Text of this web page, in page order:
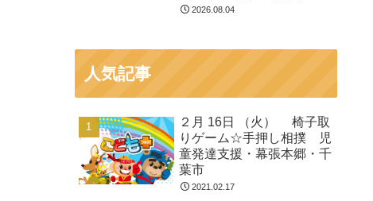
2026.08.04
人気記事
２月 16日 （火） 椅子取
りゲーム☆手押し相撲 児
童発達支援・幕張本郷・千
葉市
2021.02.17